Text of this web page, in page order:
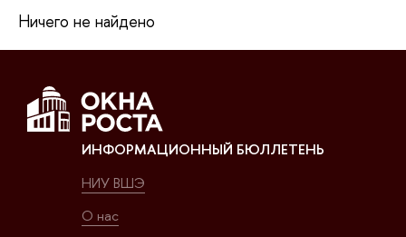
Ничего не найдено
ИНФОРМАЦИОННЫЙ БЮЛЛЕТЕНЬ
НИУ ВШЭ
О нас